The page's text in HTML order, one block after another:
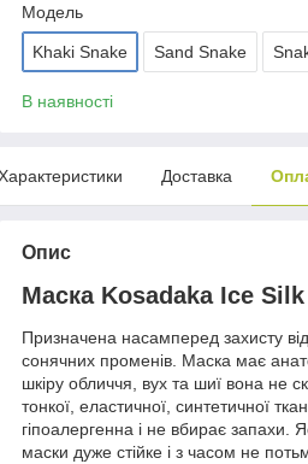
Модель
Khaki Snake Sand Snake
В наявності
Доставка
Опис
Маска Kosadaka Ice
Призначена насамперед захисту
сонячних променів. Маска має
шкіру обличчя, вух та шиї вона не
тонкої, еластичної, синтетичної
гіпоалергенна і не вбирає запахи.
маски дуже стійке і з часом не